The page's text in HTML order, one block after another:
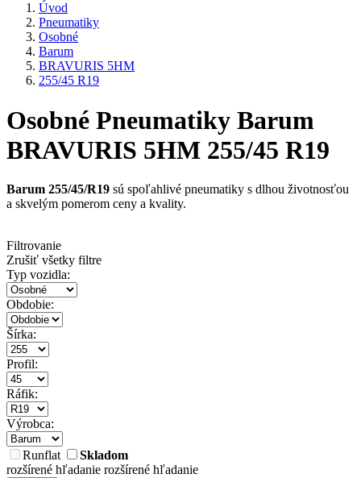
Úvod
Pneumatiky
Osobné
Barum
BRAVURIS 5HM
255/45 R19
Osobné Pneumatiky Barum
BRAVURIS 5HM 255/45 R19
Barum 255/45/R19 sú spoľahlivé pneumatiky s dlhou životnosťou
a skvelým pomerom ceny a kvality.
Filtrovanie
Zrušiť všetky filtre
Typ vozidla:
Obdobie:
Šírka:
Profil:
Ráfik:
Výrobca:
Runflat
Skladom
rozšírené hľadanie rozšírené hľadanie